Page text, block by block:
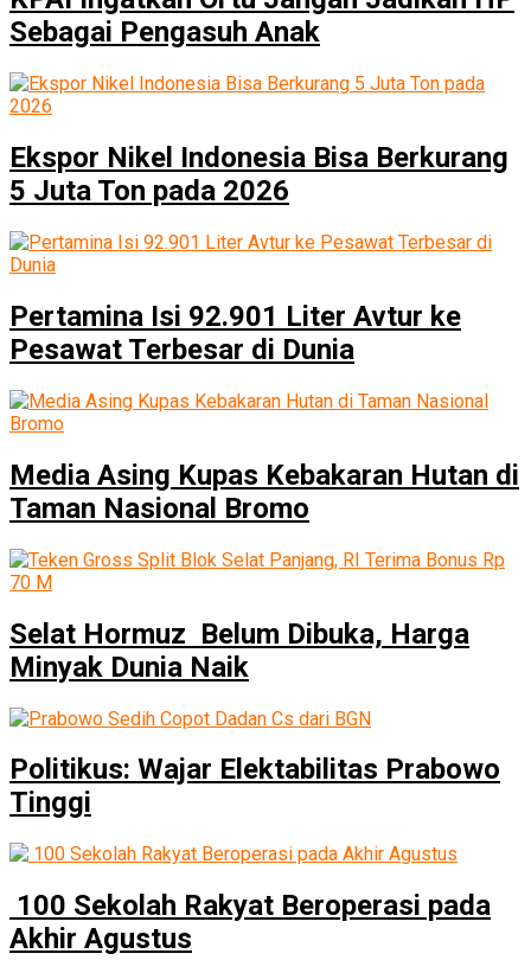
Sebagai Pengasuh Anak
Ekspor Nikel Indonesia Bisa Berkurang
5 Juta Ton pada 2026
Pertamina Isi 92.901 Liter Avtur ke
Pesawat Terbesar di Dunia
Media Asing Kupas Kebakaran Hutan di
Taman Nasional Bromo
Selat Hormuz Belum Dibuka, Harga
Minyak Dunia Naik
Politikus: Wajar Elektabilitas Prabowo
Tinggi
100 Sekolah Rakyat Beroperasi pada
Akhir Agustus